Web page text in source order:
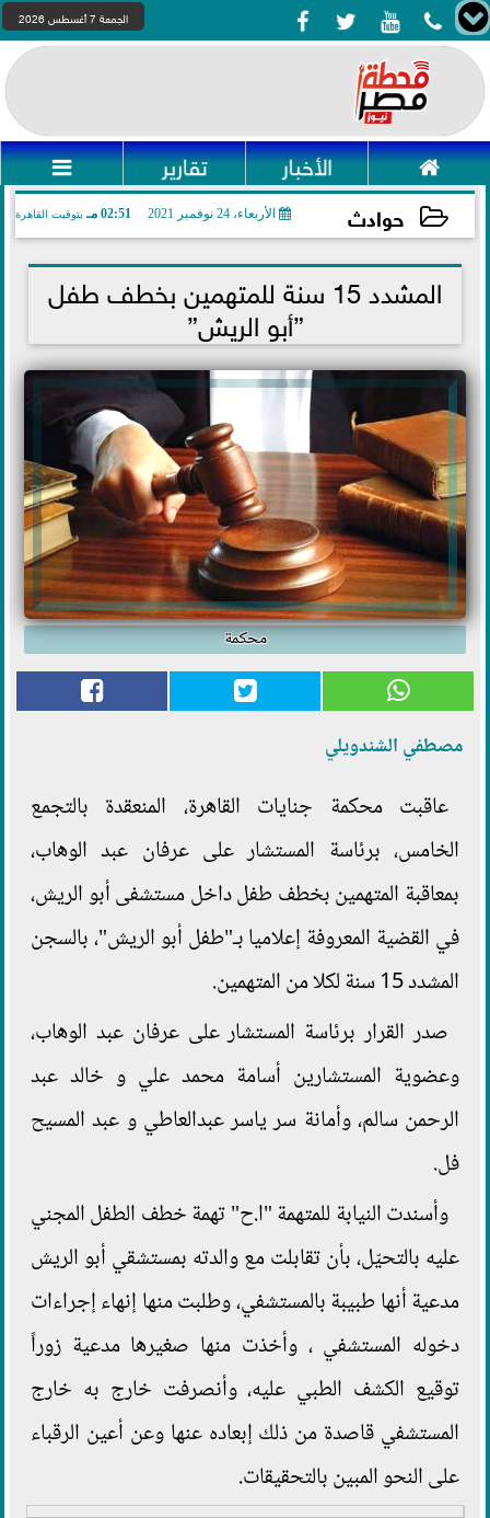
    الجمعة 7 أغسطس 2026
 الأخبار تقارير 
حوادث الأربعاء، 24 نوفمبر 2021 02:51 مـ بتوقيت القاهرة
2021-11-24 14:51:30 المشدد 15 سنة للمتهمين بخطف طفل
”أبو الريش”
محكمة
مصطفي الشندويلي
عاقبت محكمة جنايات القاهرة، المنعقدة بالتجمع
الخامس، برئاسة المستشار على عرفان عبد الوهاب،
بمعاقبة المتهمين بخطف طفل داخل مستشفى أبو الريش،
في القضية المعروفة إعلاميا بـ"طفل أبو الريش"، بالسجن
المشدد 15 سنة لكلا من المتهمين.
صدر القرار برئاسة المستشار على عرفان عبد الوهاب،
وعضوية المستشارين أسامة محمد علي و خالد عبد
الرحمن سالم، وأمانة سر ياسر عبدالعاطي و عبد المسيح
فل.
وأسندت النيابة للمتهمة "ا.ح" تهمة خطف الطفل المجني
عليه بالتحيّل، بأن تقابلت مع والدته بمستشقي أبو الريش
مدعية أنها طبيبة بالمستشفي، وطلبت منها إنهاء إجراءات
دخوله المستشفي ، وأخذت منها صغيرها مدعية زوراً
توقيع الكشف الطبي عليه، وأنصرفت خارج به خارج
المستشفي قاصدة من ذلك إبعاده عنها وعن أعين الرقباء
على النحو المبين بالتحقيقات.